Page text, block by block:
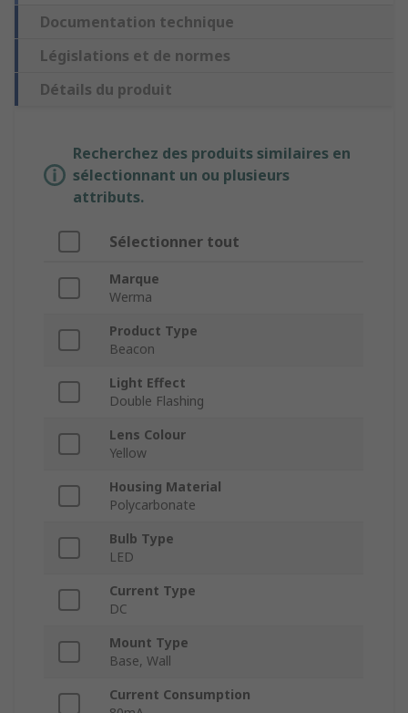
Documentation technique
Législations et de normes
Détails du produit
Recherchez des produits similaires en
sélectionnant un ou plusieurs
attributs.
Sélectionner tout
Marque
Werma
Product Type
Beacon
Light Effect
Double Flashing
Lens Colour
Yellow
Housing Material
Polycarbonate
Bulb Type
LED
Current Type
DC
Mount Type
Base, Wall
Current Consumption